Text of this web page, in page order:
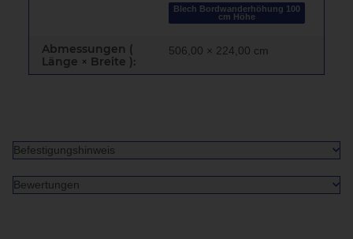
Blech Bordwanderhöhung 100
cm Höhe
Abmessungen (
Länge × Breite ):
506,00 × 224,00 cm
Befestigungshinweis
Bewertungen